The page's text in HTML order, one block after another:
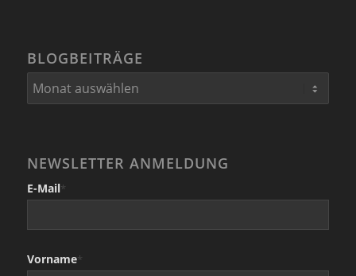
BLOGBEITRÄGE
NEWSLETTER ANMELDUNG
E-Mail*
Vorname*